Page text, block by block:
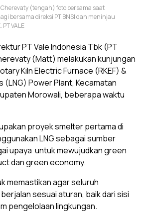
(tengah) foto bersama saat
bersama direksi PT BNSI dan meninjau
PT VALE
PT Vale Indonesia Tbk (PT
(Matt) melakukan kunjungan
Kiln Electric Furnace (RKEF) &
(LNG) Power Plant, Kecamatan
Morowali, beberapa waktu
proyek smelter pertama di
LNG sebagai sumber
upaya untuk mewujudkan green
dan green economy.
memastikan agar seluruh
sesuai aturan, baik dari sisi
pengelolaan lingkungan.